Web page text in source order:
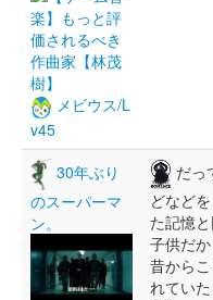
メビウス/L
v45
30年ぶり
のスーパーマ
ン。
だっ
どなど
た記憶
子供だ
昔から
れてい